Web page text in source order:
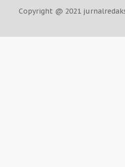
Copyright @ 2021